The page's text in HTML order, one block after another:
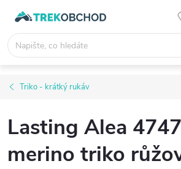
obsah
Triko - krátký rukáv
Lasting Alea
merino triko